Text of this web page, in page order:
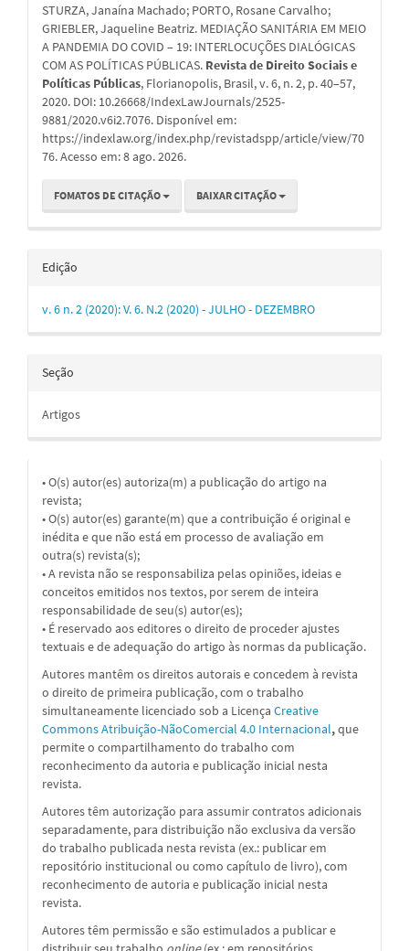
artigo
STURZA, Janaína Machado; PORTO, Rosane Carvalho;
GRIEBLER, Jaqueline Beatriz. MEDIAÇÃO SANITÁRIA EM MEIO
A PANDEMIA DO COVID – 19: INTERLOCUÇÕES DIALÓGICAS
COM AS POLÍTICAS PÚBLICAS. Revista de Direito Sociais e
Políticas Públicas, Florianopolis, Brasil, v. 6, n. 2, p. 40–57,
2020. DOI: 10.26668/IndexLawJournals/2525-
9881/2020.v6i2.7076. Disponível em:
https://indexlaw.org/index.php/revistadspp/article/view/70
76. Acesso em: 8 ago. 2026.
FOMATOS DE CITAÇÃO BAIXAR CITAÇÃO
Edição
v. 6 n. 2 (2020): V. 6. N.2 (2020) - JULHO - DEZEMBRO
Seção
Artigos
• O(s) autor(es) autoriza(m) a publicação do artigo na
revista;
• O(s) autor(es) garante(m) que a contribuição é original e
inédita e que não está em processo de avaliação em
outra(s) revista(s);
• A revista não se responsabiliza pelas opiniões, ideias e
conceitos emitidos nos textos, por serem de inteira
responsabilidade de seu(s) autor(es);
• É reservado aos editores o direito de proceder ajustes
textuais e de adequação do artigo às normas da publicação.
Autores mantêm os direitos autorais e concedem à revista
o direito de primeira publicação, com o trabalho
simultaneamente licenciado sob a Licença Creative
Commons Atribuição-NãoComercial 4.0 Internacional,que
permite o compartilhamento do trabalho com
reconhecimento da autoria e publicação inicial nesta
revista.
Autores têm autorização para assumir contratos adicionais
separadamente, para distribuição não exclusiva da versão
do trabalho publicada nesta revista (ex.: publicar em
repositório institucional ou como capítulo de livro), com
reconhecimento de autoria e publicação inicial nesta
revista.
Autores têm permissão e são estimulados a publicar e